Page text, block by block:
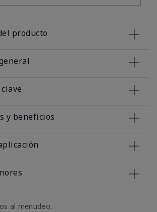
producto
y beneficios
al menudeo.